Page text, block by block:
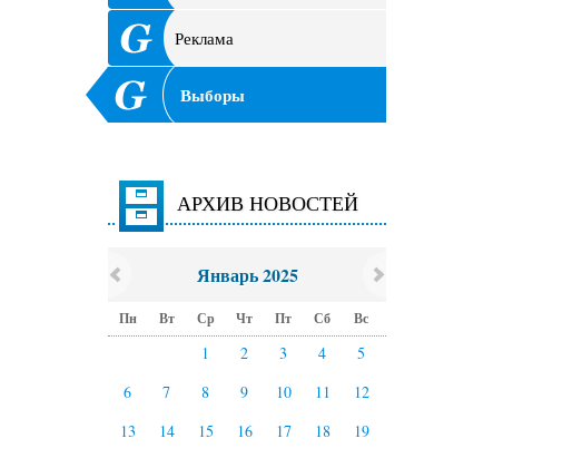
Реклама
Выборы
АРХИВ НОВОСТЕЙ
Январь 2025
Пн Вт Ср Чт Пт Сб Вс
1 2 3 4
5
6
7 8 9 10 11
12
13
14 15 16 17 18
19